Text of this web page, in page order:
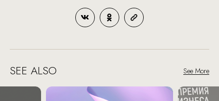
SEE ALSO See More